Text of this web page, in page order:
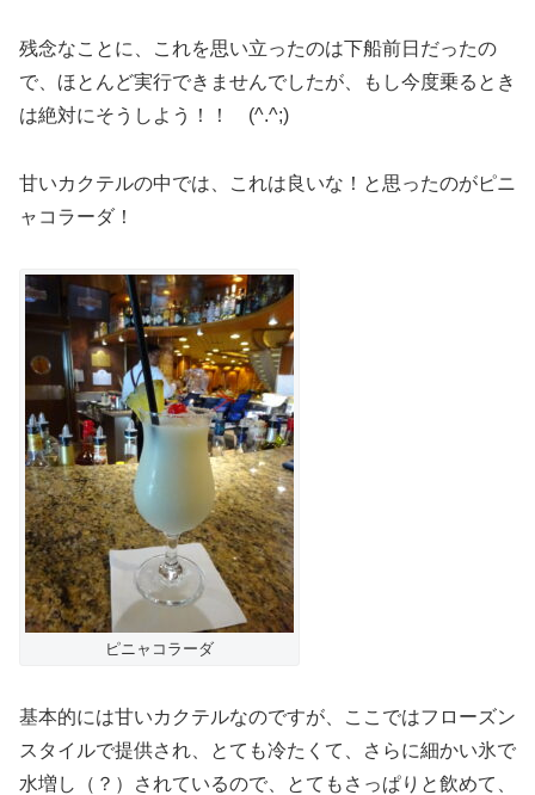
残念なことに、これを思い立ったのは下船前日だったの
で、ほとんど実行できませんでしたが、もし今度乗るとき
は絶対にそうしよう！！ (^.^;)
甘いカクテルの中では、これは良いな！と思ったのがピニ
ャコラーダ！
ピニャコラーダ
基本的には甘いカクテルなのですが、ここではフローズン
スタイルで提供され、とても冷たくて、さらに細かい氷で
水増し（？）されているので、とてもさっぱりと飲めて、